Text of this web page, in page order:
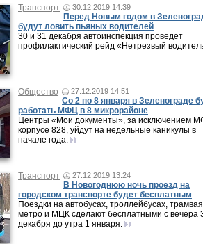
Транспорт 30.12.2019 14:39
Перед Новым годом в
будут ловить пьяных водителей
30 и 31 декабря автоинспекция проведет
профилактический рейд «Нетрезвый
Общество 27.12.2019 14:51
Со 2 по 8 января в Зеленограде
работать МФЦ в 8 микрорайоне
Центры «Мои документы», за исключением
корпусе 828, уйдут на недельные каникулы в
начале года.
Транспорт 27.12.2019 13:24
В Новогоднюю ночь проезд на
городском транспорте будет бесплатным
Поездки на автобусах, троллейбусах,
метро и МЦК сделают бесплатными с вечера
декабря до утра 1 января.